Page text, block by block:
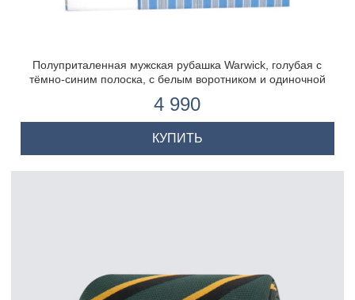
Полуприталенная мужская рубашка Warwick, голубая с
тёмно-синим полоска, с белым воротником и одиночной
4 990
КУПИТЬ